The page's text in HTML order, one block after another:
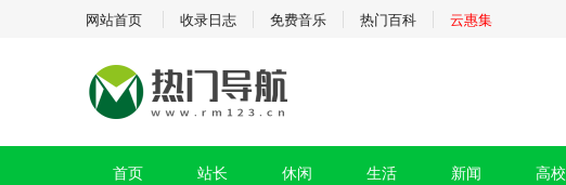
网站首页 收录日志 免费音乐 热门百科 云惠集
首页 站长 休闲 生活 新闻 高校